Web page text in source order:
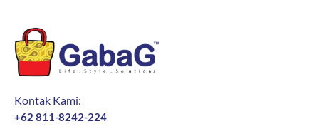
Kontak Kami:
+62 811-8242-224